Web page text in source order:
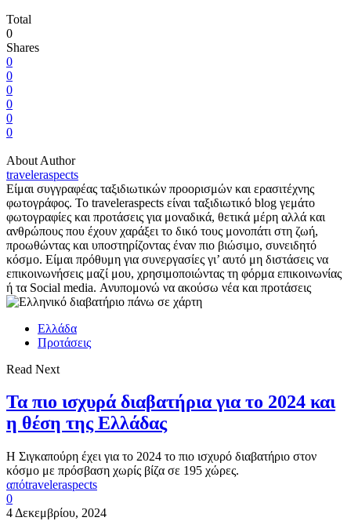
Total
0
Shares
0
0
0
0
0
0
About Author
traveleraspects
Είμαι συγγραφέας ταξιδιωτικών προορισμών και ερασιτέχνης
φωτογράφος. Το traveleraspects είναι ταξιδιωτικό blog γεμάτο
φωτογραφίες και προτάσεις για μοναδικά, θετικά μέρη αλλά και
ανθρώπους που έχουν χαράξει το δικό τους μονοπάτι στη ζωή,
προωθώντας και υποστηρίζοντας έναν πιο βιώσιμο, συνειδητό
κόσμο. Είμαι πρόθυμη για συνεργασίες γι’ αυτό μη διστάσεις να
επικοινωνήσεις μαζί μου, χρησιμοποιώντας τη φόρμα επικοινωνίας
ή τα Social media. Ανυπομονώ να ακούσω νέα και προτάσεις
Ελλάδα
Προτάσεις
Read Next
Τα πιο ισχυρά διαβατήρια για το 2024 και
η θέση της Ελλάδας
Η Σιγκαπούρη έχει για το 2024 το πιο ισχυρό διαβατήριο στον
κόσμο με πρόσβαση χωρίς βίζα σε 195 χώρες.
απόtraveleraspects
0
4 Δεκεμβρίου, 2024